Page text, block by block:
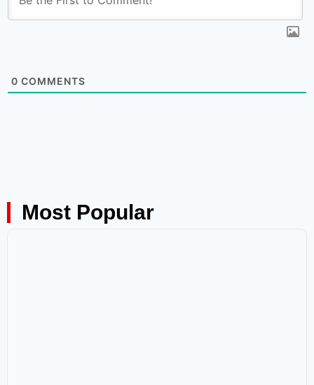
0 COMMENTS
Most Popular